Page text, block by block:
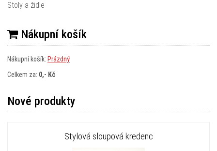
Stoly a židle
Nákupní košík
Nákupní košík: Prázdný
Celkem za: 0,- Kč
Nové produkty
Stylová sloupová kredenc